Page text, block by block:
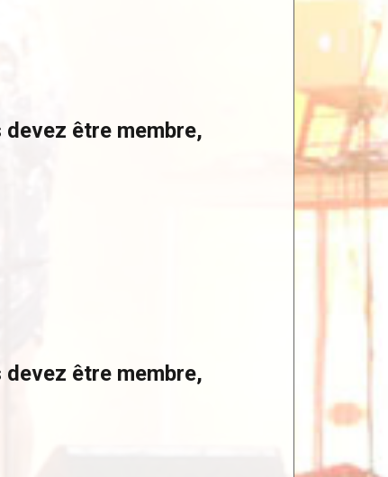
être membre,
être membre,